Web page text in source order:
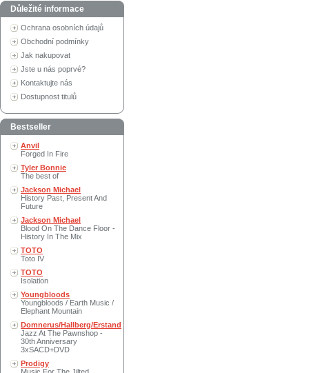
Důležité informace
Ochrana osobních údajů
Obchodní podmínky
Jak nakupovat
Jste u nás poprvé?
Kontaktujte nás
Dostupnost titulů
Bestseller
Anvil
Forged In Fire
Tyler Bonnie
The best of
Jackson Michael
History Past, Present And
Future
Jackson Michael
Blood On The Dance Floor -
History In The Mix
TOTO
Toto IV
TOTO
Isolation
Youngbloods
Youngbloods / Earth Music /
Elephant Mountain
Domnerus/Hallberg/Erstand
Jazz At The Pawnshop -
30th Anniversary
3xSACD+DVD
Prodigy